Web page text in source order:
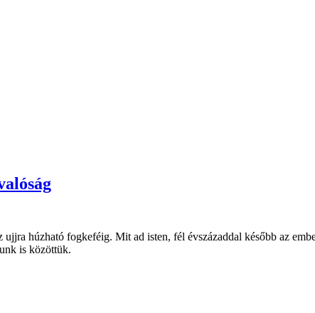
húzható fogkeféig. Mit ad isten, fél évszázaddal később az
is közöttük.